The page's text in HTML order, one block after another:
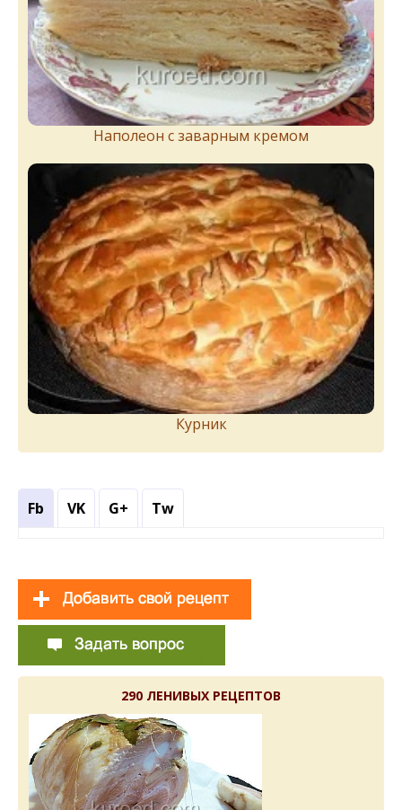
Наполеон с заварным кремом
Курник
Fb VK G+ Tw
290 ЛЕНИВЫХ РЕЦЕПТОВ